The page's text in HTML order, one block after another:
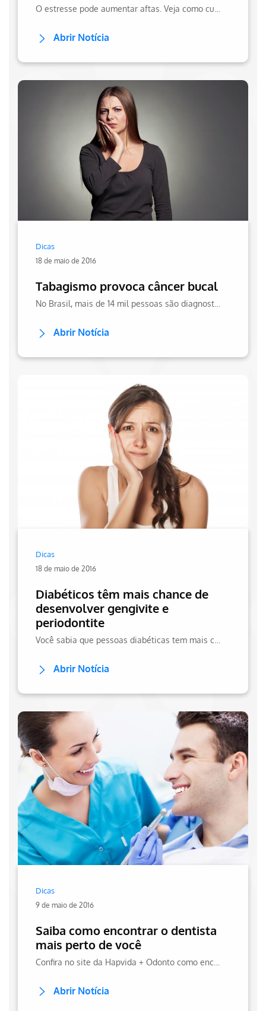
Abrir Notícia
Dicas
18 de maio de 2016
Tabagismo provoca câncer bucal
Abrir Notícia
Dicas
18 de maio de 2016
Diabéticos têm mais chance de
desenvolver gengivite e
periodontite
Abrir Notícia
Dicas
9 de maio de 2016
Saiba como encontrar o dentista
mais perto de você
Abrir Notícia